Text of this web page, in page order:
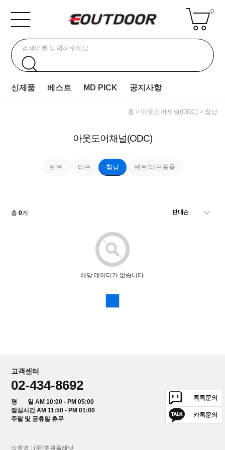
0
신제품 베스트 MD PICK 공지사항
홈 아웃도어채널(ODC) 침낭
아웃도어채널(ODC)
텐트 타프 침낭 텐트/타프용품
총0개
해당 데이터가 없습니다.
고객센터
02-434-8692
평 일 AM 10:00 - PM 05:00
점심시간 AM 11:50 - PM 01:00
주말 및 공휴일 휴무
톡톡문의
카톡문의
상호명 : (주)호원플래닛